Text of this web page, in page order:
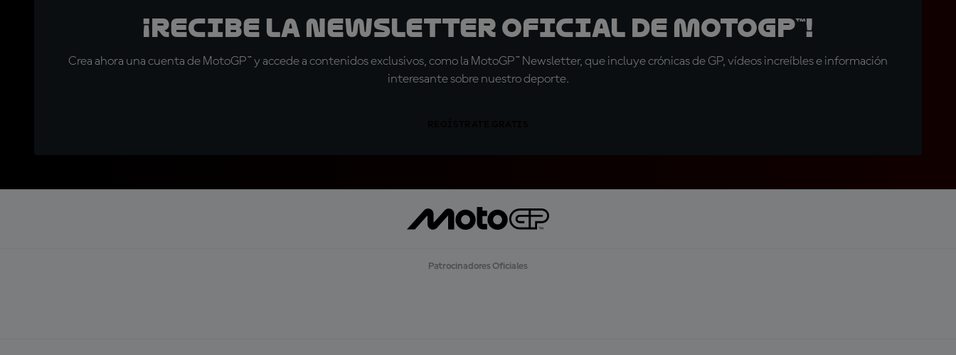
¡Recibe la Newsletter oficial de MotoGP™!
Crea ahora una cuenta de MotoGP™ y accede a contenidos exclusivos, como la MotoGP™ Newsletter, que incluye crónicas de GP, vídeos increíbles e información
interesante sobre nuestro deporte.
Patrocinadores Oficiales